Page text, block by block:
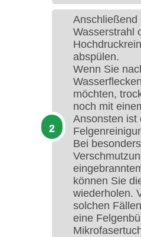
Anschließend
Wasserstrahl
abspülen.
Wenn Sie
möchten,
noch mit
Ansonsten ist
Bei
können Sie
wiederholen.
solchen
eine